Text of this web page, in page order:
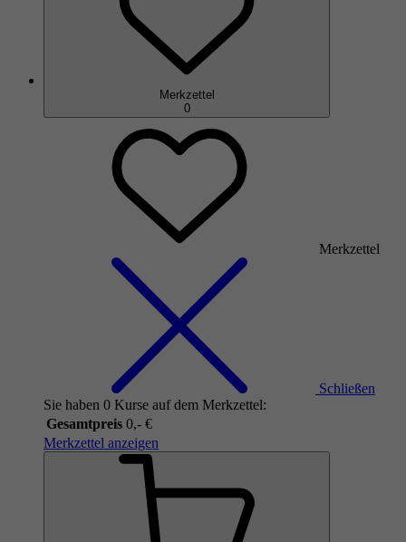
Merkzettel
0
Merkzettel
Schließen
Sie haben 0 Kurse auf dem Merkzettel:
Gesamtpreis 0,- €
Merkzettel anzeigen